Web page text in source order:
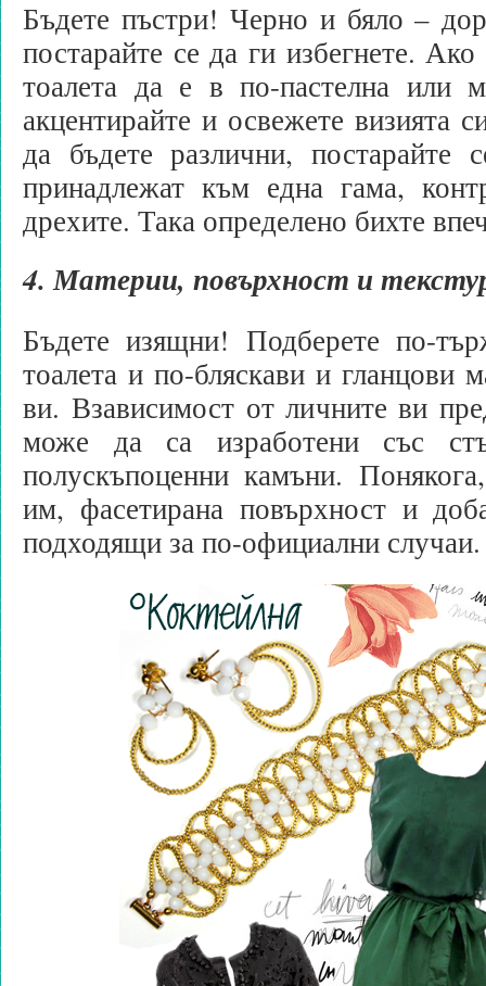
Бъдете пъстри! Черно и бяло –
постарайте се да ги избегнете.
тоалета да е в по-пастелна или
акцентирайте и освежете визията
да бъдете различни, постарайте
принадлежат към една гама,
дрехите. Така определено бихте
4. Материи, повърхност и
Бъдете изящни! Подберете по-
тоалета и по-бляскави и гланцови
ви. Взависимост от личните ви
може да са изработени със
полускъпоценни камъни.
им, фасетирана повърхност и
подходящи за по-официални случаи.